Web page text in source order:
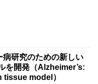
病研究のための新しい
を開発（Alzheimer’s:
model）